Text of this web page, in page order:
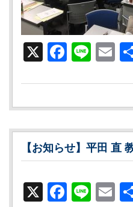
X Line
【お知らせ】平田 直
X Line